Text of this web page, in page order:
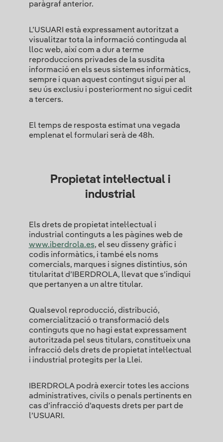
paràgraf anterior.
L’USUARI està expressament autoritzat a
visualitzar tota la informació continguda al
lloc web, així com a dur a terme
reproduccions privades de la susdita
informació en els seus sistemes informàtics,
sempre i quan aquest contingut sigui per al
seu ús exclusiu i posteriorment no sigui cedit
a tercers.
El temps de resposta estimat una vegada
emplenat el formulari serà de 48h.
Propietat intel·lectual i
industrial
Els drets de propietat intel·lectual i
industrial continguts a les pàgines web de
www.iberdrola.es, el seu disseny gràfic i
codis informàtics, i també els noms
comercials, marques i signes distintius, són
titularitat d’IBERDROLA, llevat que s’indiqui
que pertanyen a un altre titular.
Qualsevol reproducció, distribució,
comercialització o transformació dels
continguts que no hagi estat expressament
autoritzada pel seus titulars, constitueix una
infracció dels drets de propietat intel·lectual
i industrial protegits per la Llei.
IBERDROLA podrà exercir totes les accions
administratives, civils o penals pertinents en
cas d’infracció d’aquests drets per part de
l’USUARI.